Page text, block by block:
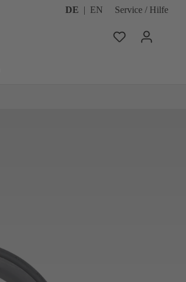
DE | EN Service / Hilfe